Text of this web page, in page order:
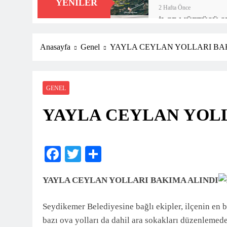
YENILER
2 Hafta Önce
İLÇE MÜFTÜSÜ
“TARİHİNİ BİL,
2 Ay Önce
Kayacık Bozalan
DALAMAN
2 Ay Önce
3 Ay Önce
Muğla’da
Anasayfa Genel YAYLA CEYLAN YOLLARI
GENEL
YAYLA CEYLAN
Facebook
Twitter
YAYLA CEYLAN YOLLARI BAKIMA ALINDI
Seydikemer Belediyesine bağlı ekipler, ilçenin en
bazı ova yolları da dahil ara sokakları